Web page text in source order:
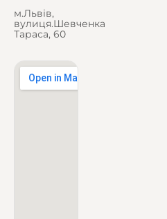
м.Львів,
вулиця.Шевченка
Тараса, 60